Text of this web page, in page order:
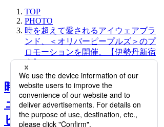
TOP
PHOTO
時を超えて愛されるアイウェアブラ
ンド、＜オリバーピープルズ＞のプ
ロモーションを開催。【伊勢丹新宿
店】
時を超えて愛されるアイウ
ェアブランド、＜オリバー
ピープルズ＞のプロモーシ